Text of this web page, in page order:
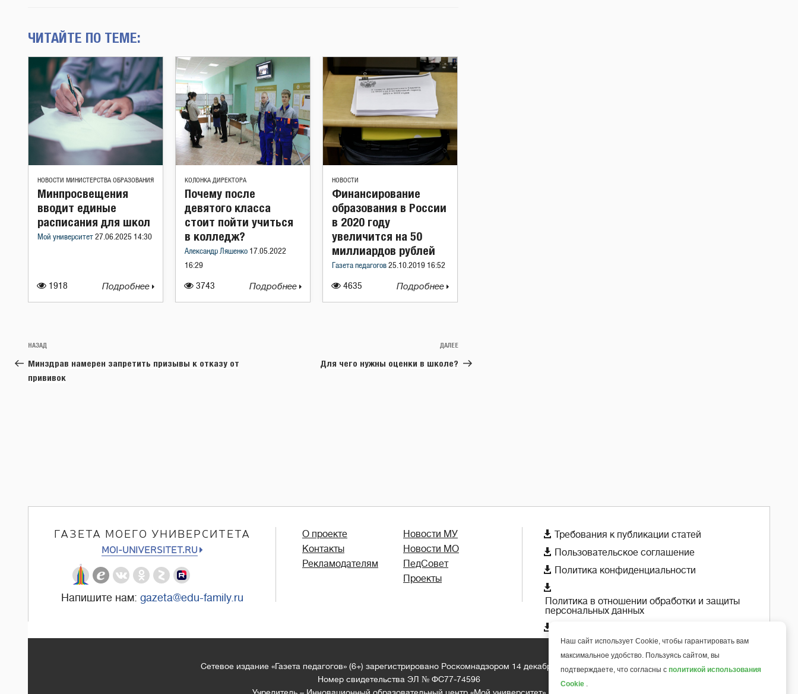
ЧИТАЙТЕ ПО ТЕМЕ:
НОВОСТИ МИНИСТЕРСТВА ОБРАЗОВАНИЯ
1918
Минпросвещения
вводит единые
расписания для школ
Мой университет 27.06.2025 14:30
Подробнее
КОЛОНКА ДИРЕКТОРА
3743
Почему после
девятого класса
стоит пойти учиться
в колледж?
Александр Ляшенко 17.05.2022
16:29
Подробнее
НОВОСТИ
4635
Финансирование
образования в России
в 2020 году
увеличится на 50
миллиардов рублей
Газета педагогов 25.10.2019 16:52
Подробнее
Навигация
по
записям
Предыдущая
запись:
НАЗАД
Минздрав намерен запретить призывы к отказу от
прививок
Следующая
запись
ДАЛЕЕ
Для чего нужны оценки в школе?
ГАЗЕТА МОЕГО УНИВЕРСИТЕТА
MOI-UNIVERSITET.RU
Напишите нам: gazeta@edu-family.ru
О проекте
Контакты
Рекламодателям
Новости МУ
Новости МО
ПедСовет
Проекты
 Требования к публикации статей
 Пользовательское соглашение
 Политика конфиденциальности

Политика в отношении обработки и защиты
персональных данных

Сетевое издание «Газета педагогов» (6+) зарегистрировано Роскомнадзором 14 декабря 2018 года
Номер свидетельства ЭЛ № ФС77-74596
6+
Наш сайт использует Cookie, чтобы гарантировать вам
максимальное удобство. Пользуясь сайтом, вы
подтверждаете, что согласны с политикой использования
Cookie .